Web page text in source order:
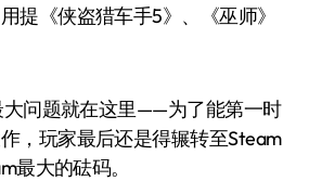
提《侠盗猎车手5》、《巫师》
大问题就在这里——为了能第一时
，玩家最后还是得辗转至Steam
最大的砝码。